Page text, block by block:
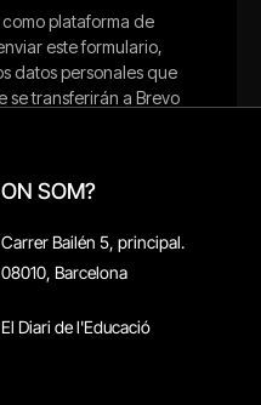
ON SOM?
Carrer Bailén 5, principal.
08010, Barcelona
El Diari de l'Educació